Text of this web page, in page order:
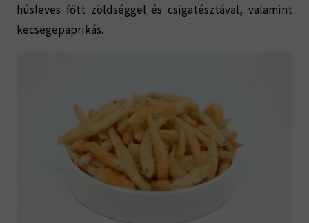
húsleves főtt zöldséggel és csigatésztával, valamint
kecsegepaprikás.